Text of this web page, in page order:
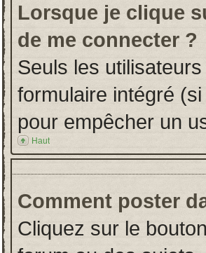
Lorsque je clique
de me connecter ?
Seuls les
formulaire intégré
pour empêcher un
Haut
Comment poster
Cliquez sur le